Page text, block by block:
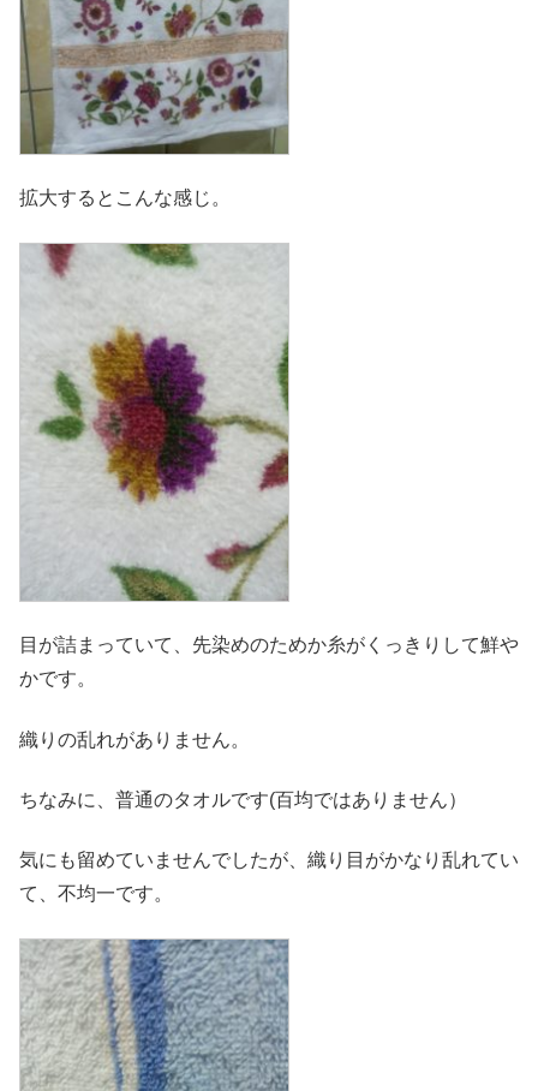
拡大するとこんな感じ。
目が詰まっていて、先染めのためか糸がくっきりして鮮や
かです。
織りの乱れがありません。
ちなみに、普通のタオルです(百均ではありません）
気にも留めていませんでしたが、織り目がかなり乱れてい
て、不均一です。